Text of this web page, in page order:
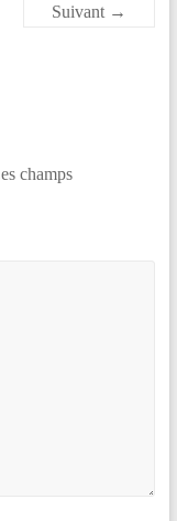
Suivant →
champs